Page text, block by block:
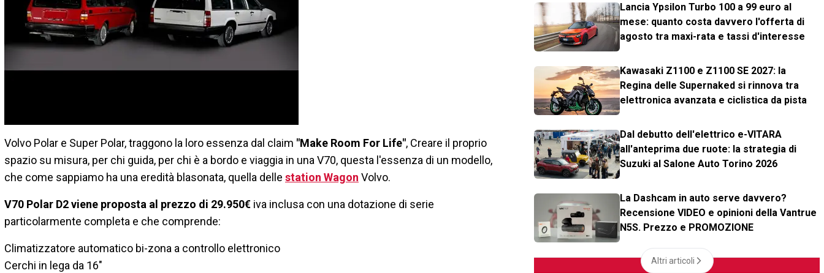
Volvo Polar e Super Polar, traggono la loro essenza dal claim "Make Room For Life", Creare il proprio
spazio su misura, per chi guida, per chi è a bordo e viaggia in una V70, questa l'essenza di un modello,
che come sappiamo ha una eredità blasonata, quella delle station Wagon Volvo.
V70 Polar D2 viene proposta al prezzo di 29.950€ iva inclusa con una dotazione di serie
particolarmente completa e che comprende:
Climatizzatore automatico bi-zona a controllo elettronico
Cerchi in lega da 16"
Lancia Ypsilon Turbo 100 a 99 euro al
mese: quanto costa davvero l'offerta di
agosto tra maxi-rata e tassi d'interesse
Kawasaki Z1100 e Z1100 SE 2027: la
Regina delle Supernaked si rinnova tra
elettronica avanzata e ciclistica da pista
Dal debutto dell'elettrico e-VITARA
all'anteprima due ruote: la strategia di
Suzuki al Salone Auto Torino 2026
La Dashcam in auto serve davvero?
Recensione VIDEO e opinioni della Vantrue
N5S. Prezzo e PROMOZIONE
Altri articoli